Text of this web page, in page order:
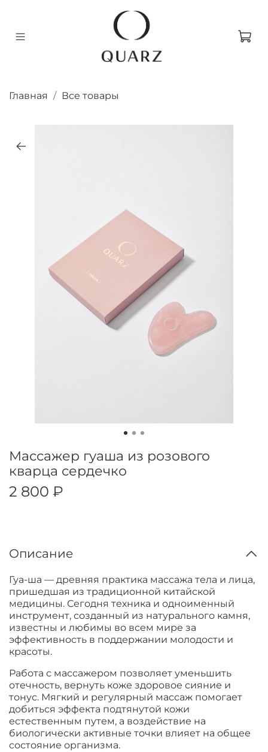
Главная Все товары
Массажер гуаша из розового
кварца сердечко
2 800 ₽
Описание
Гуа-ша — древняя практика массажа тела и лица,
пришедшая из традиционной китайской
медицины. Сегодня техника и одноименный
инструмент, созданный из натурального камня,
известны и любимы во всем мире за
эффективность в поддержании молодости и
красоты.
Работа с массажером позволяет уменьшить
отечность, вернуть коже здоровое сияние и
тонус. Мягкий и регулярный массаж помогает
добиться эффекта подтянутой кожи
естественным путем, а воздействие на
биологически активные точки влияет на общее
состояние организма.